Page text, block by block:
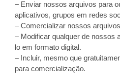
– Enviar nossos arquivos para
aplicativos, grupos em redes
– Comercializar nossos
– Modificar qualquer de nossos
lo em formato digital.
– Incluir, mesmo que
para comercialização.